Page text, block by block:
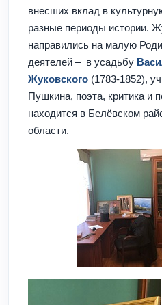
внесших вклад в
разные периоды истории.
направились на малую
деятелей – в усадьбу
Жуковского (1783-1852),
Пушкина, поэта, критика и
находится в Белёвском
области.